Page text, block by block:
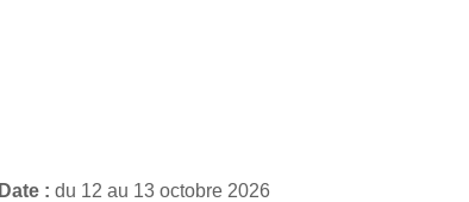
Date du 12 au 13 octobre 2026